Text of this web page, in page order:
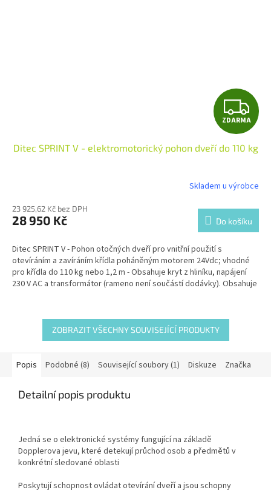
Z
D
A
R
M
A
ZDARMA
Ditec SPRINT V - elektromotorický pohon dveří do 110 kg
Skladem u výrobce
23 925,62 Kč bez DPH
28 950 Kč Do košíku
Ditec SPRINT V -Pohon otočných dveří pro vnitřní použití s
otevíráním a zavíráním křídla poháněným motorem 24Vdc; vhodné
pro křídla do 110 kg nebo 1,2 m - Obsahuje kryt z hliníku, napájení
230 V AC a transformátor (rameno není součástí dodávky). Obsahuje
ZOBRAZIT VŠECHNY SOUVISEJÍCÍ PRODUKTY
Popis Podobné (8) Související soubory (1) Diskuze Značka
Detailní popis produktu
Jedná se o elektronické systémy fungující na základě
Dopplerova jevu, které detekují průchod osob a předmětů v
konkrétní sledované oblasti
Poskytují schopnost ovládat otevírání dveří a jsou schopny